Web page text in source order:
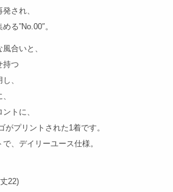
され、
る”No.00″。
合いと、
持つ
、
トに、
プリントされた1着です。
、デイリーユース仕様。
22)